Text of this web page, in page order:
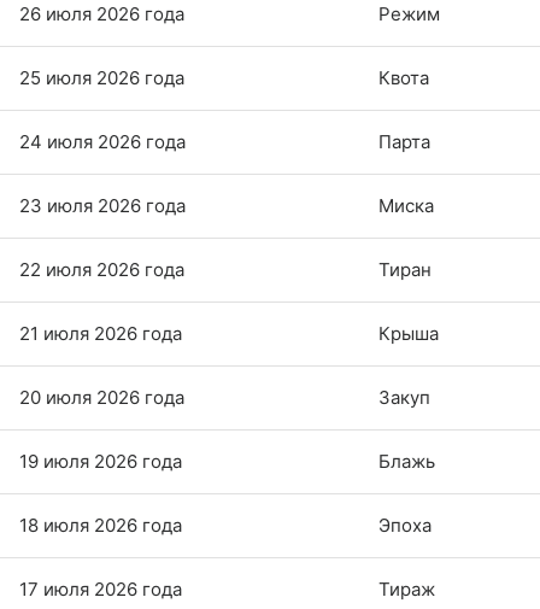
26 июля 2026 года Режим
25 июля 2026 года Квота
24 июля 2026 года Парта
23 июля 2026 года Миска
22 июля 2026 года Тиран
21 июля 2026 года Крыша
20 июля 2026 года Закуп
19 июля 2026 года Блажь
18 июля 2026 года Эпоха
17 июля 2026 года Тираж